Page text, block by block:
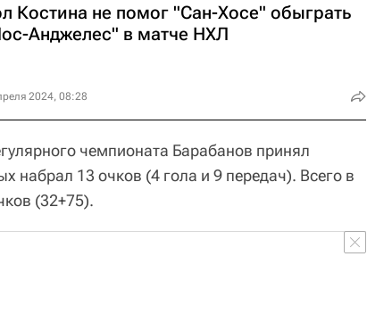
Костина не помог "Сан-Хосе" обыграть
Анджелес" в матче НХЛ
2024, 08:28
чемпионата Барабанов принял
набрал 13 очков (4 гола и 9 передач). Всего в
(32+75).